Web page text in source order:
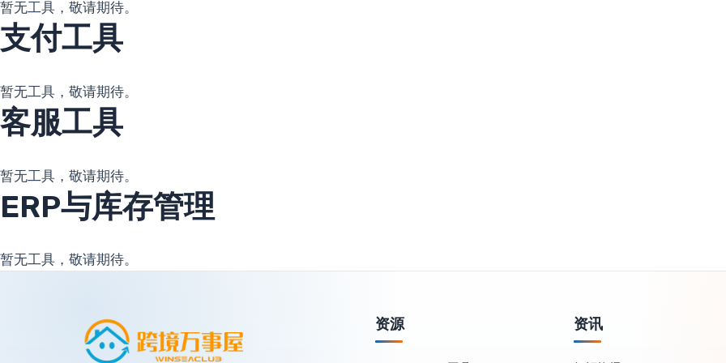
暂无工具，敬请期待。
支付工具
暂无工具，敬请期待。
客服工具
暂无工具，敬请期待。
ERP与库存管理
暂无工具，敬请期待。
资源 资讯